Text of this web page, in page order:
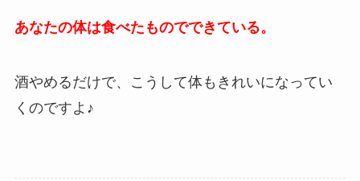
あなたの体は食べたものでできている。
酒やめるだけで、こうして体もきれいになってい
くのですよ♪